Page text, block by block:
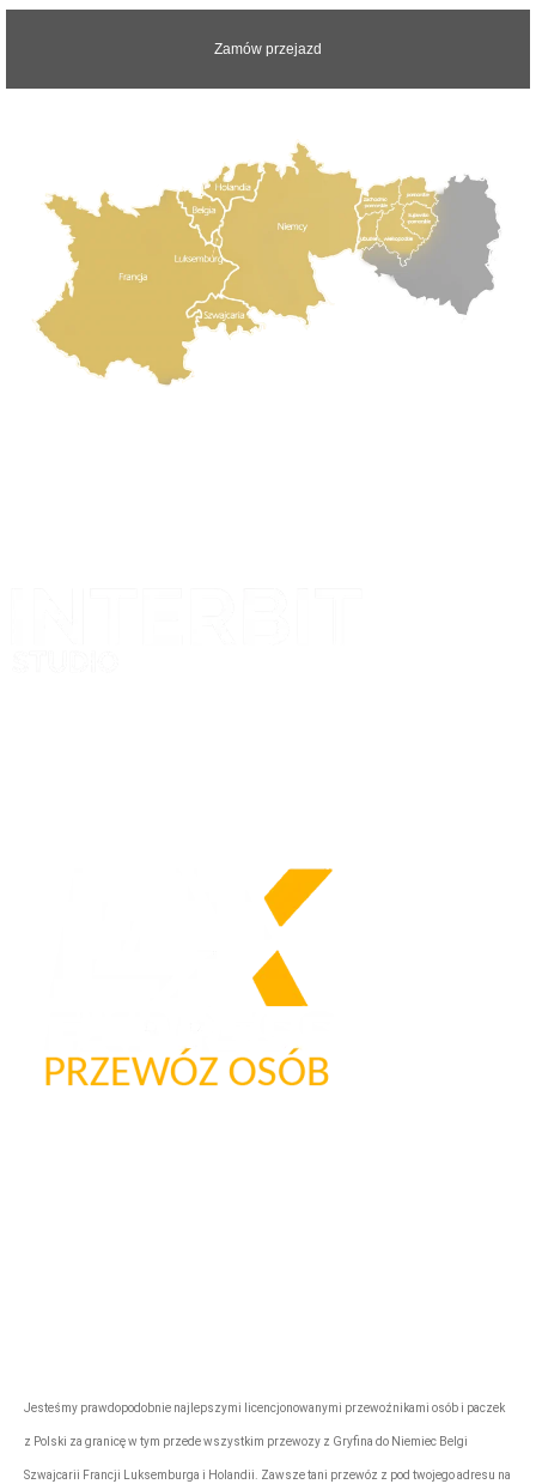
Zamów przejazd
Jesteśmy prawdopodobnie najlepszymi licencjonowanymi przewoźnikami osób i paczek
z Polski za granicę w tym przede wszystkim przewozy z Gryfina do Niemiec Belgi
Szwajcarii Francji Luksemburga i Holandii. Zawsze tani przewóz z pod twojego adresu na